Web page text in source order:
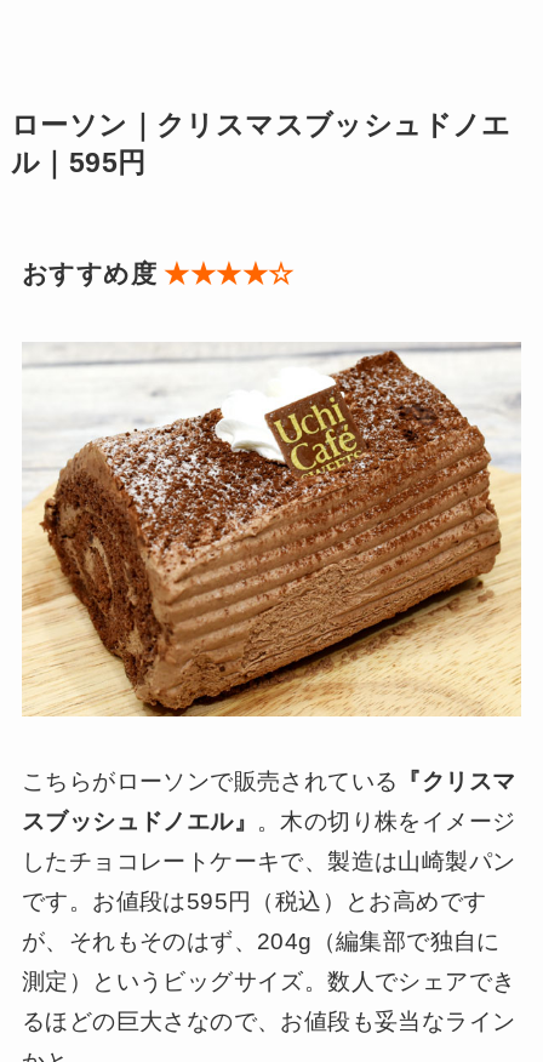
ローソン｜クリスマスブッシュドノエ
ル｜595円
おすすめ度★★★★☆
こちらがローソンで販売されている
『クリスマ
スブッシュドノエル』 。木の切り株をイメージ
したチョコレートケーキで、製造は山崎製パン
です。お値段は595円（税込）とお高めです
が、それもそのはず、204g（編集部で独自に
測定）というビッグサイズ。数人でシェアでき
るほどの巨大さなので、お値段も妥当なライン